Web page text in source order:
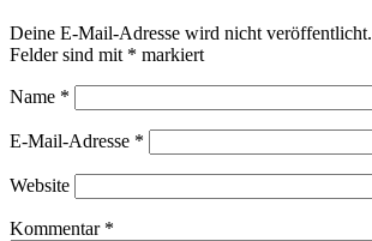
Deine E-Mail-Adresse wird nicht veröffentlicht.
Felder sind mit * markiert
Name *
E-Mail-Adresse *
Website
Kommentar *